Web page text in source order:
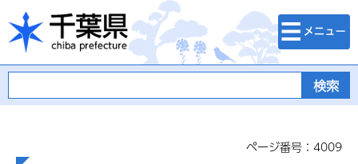
千葉県
検索・メニュ
ー
ページ番号：4009